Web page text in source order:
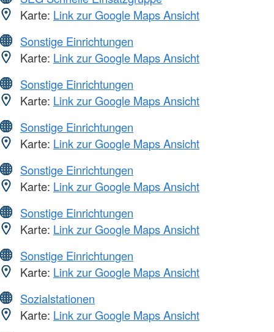
Karte: Link zur Google Maps Ansicht
Sonstige Einrichtungen
Karte: Link zur Google Maps Ansicht
Sonstige Einrichtungen
Karte: Link zur Google Maps Ansicht
Sonstige Einrichtungen
Karte: Link zur Google Maps Ansicht
Sonstige Einrichtungen
Karte: Link zur Google Maps Ansicht
Sonstige Einrichtungen
Karte: Link zur Google Maps Ansicht
Sonstige Einrichtungen
Karte: Link zur Google Maps Ansicht
Sozialstationen
Karte: Link zur Google Maps Ansicht